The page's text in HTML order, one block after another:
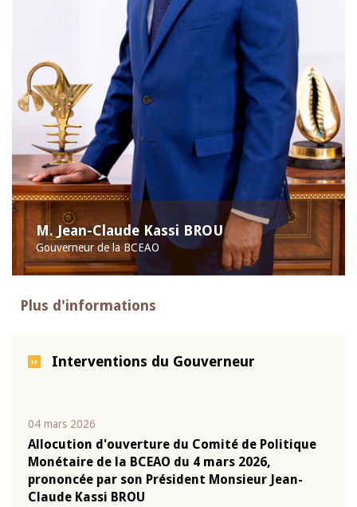
M. Jean-Claude Kassi BROU
Gouverneur de la BCEAO
Plus d'informations
Interventions du Gouverneur
04 mars 2026
Allocution d'ouverture du Comité de Politique
Monétaire de la BCEAO du 4 mars 2026,
prononcée par son Président Monsieur Jean-
Claude Kassi BROU